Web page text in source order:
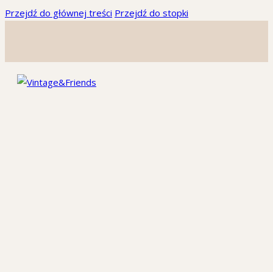
Przejdź do głównej treści Przejdź do stopki